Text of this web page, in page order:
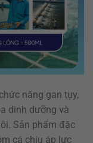
năng gan tụy,
dinh dưỡng và
Sản phẩm đặc
cá chịu áp lực